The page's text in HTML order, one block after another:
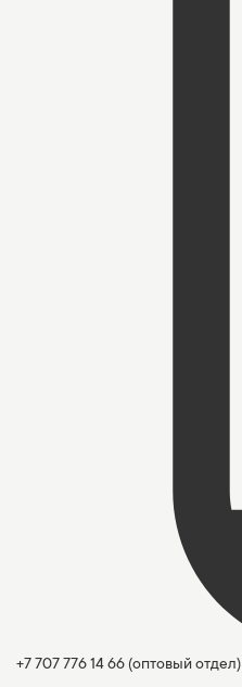
+7 707 776 14 66 (оптовый отдел)